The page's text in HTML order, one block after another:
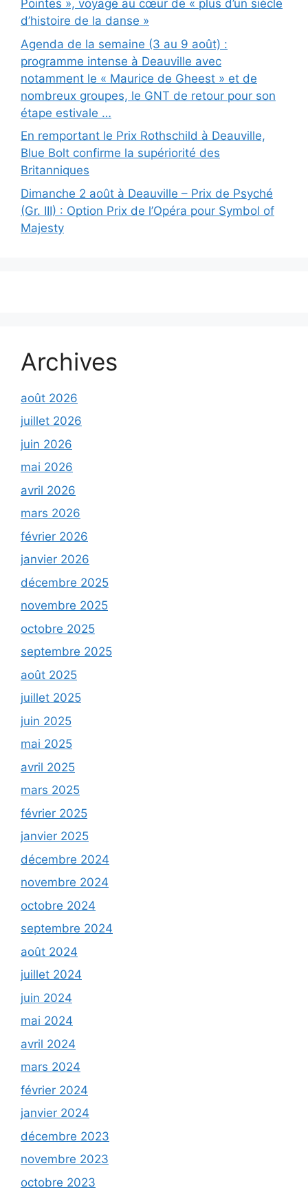
Pointes », voyage au cœur de « plus d’un siècle
d’histoire de la danse »
Agenda de la semaine (3 au 9 août) :
programme intense à Deauville avec
notamment le « Maurice de Gheest » et de
nombreux groupes, le GNT de retour pour son
étape estivale …
En remportant le Prix Rothschild à Deauville,
Blue Bolt confirme la supériorité des
Britanniques
Dimanche 2 août à Deauville – Prix de Psyché
(Gr. III) : Option Prix de l’Opéra pour Symbol of
Majesty
Archives
août 2026
juillet 2026
juin 2026
mai 2026
avril 2026
mars 2026
février 2026
janvier 2026
décembre 2025
novembre 2025
octobre 2025
septembre 2025
août 2025
juillet 2025
juin 2025
mai 2025
avril 2025
mars 2025
février 2025
janvier 2025
décembre 2024
novembre 2024
octobre 2024
septembre 2024
août 2024
juillet 2024
juin 2024
mai 2024
avril 2024
mars 2024
février 2024
janvier 2024
décembre 2023
novembre 2023
octobre 2023